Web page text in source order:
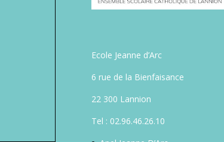
Ecole Jeanne d’Arc
6 rue de la Bienfaisance
22 300 Lannion
Tel : 02.96.46.26.10